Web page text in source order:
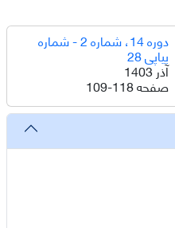
دوره 14، شماره 2 - شماره
پیاپی 28
آذر 1403
صفحه109-118